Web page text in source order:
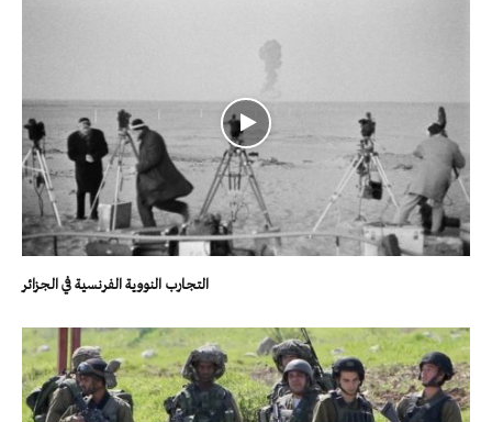
التجارب النووية الفرنسية في الجزائر